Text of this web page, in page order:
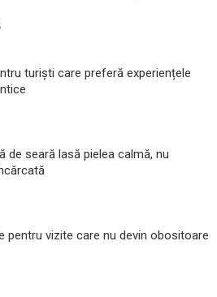
turiști care preferă experiențele
de seară lasă pielea calmă, nu
pentru vizite care nu devin obositoare